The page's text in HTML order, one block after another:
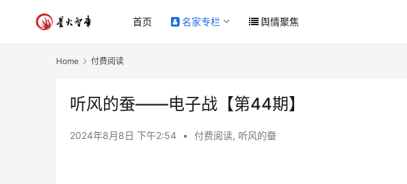
首页 名家专栏 舆情聚焦
Home 付费阅读
听风的蚕——电子战【第44期】
2024年8月8日 下午2:54 • 付费阅读, 听风的蚕